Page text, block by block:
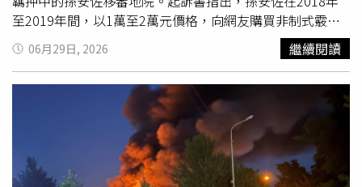
至2019年間，以1萬至2萬元價格，向網友購買非制式霰彈
槍一支、具殺傷力之制式空氣槍1支、公告查禁之仿克拉克
模擬槍1支。而孫安佐在雙北地區7次操作肩負式噴火裝置，
於公眾往來道路與停車場等地測試噴火威力，測試過程中產
生長距離、大範圍之火焰，且燃燒後產生大量黑煙、油氣，
恐致生公眾往來危險，後續孫安佐還將測試影片上傳於社群
平台，引發公眾恐慌並危害公共安全。士林地檢署29日偵
結，也依妨害公眾往來安全、恐嚇公眾罪嫌與槍砲彈藥刀械
管制條例，對孫安佐提起公訴。
06月29日, 2026 繼續閱讀